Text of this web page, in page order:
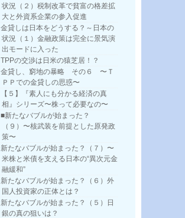
状況（２）税制改革で貧富の格差拡
大と外資系企業の参入促進
金貸しは日本をどうする？～日本の
状況（１）金融政策は完全に景気演
出モードに入った
TPPの交渉は日米の猿芝居！？
金貸し、窮地の暴略 その６ 〜Ｔ
ＰＰでの金貸しの思惑〜
【５】『素人にも分かる経済の真
相』シリーズ〜株って必要なの〜
■新たなバブルが始まった？
（９）〜核武装を前提とした原発政
策〜
新たなバブルが始まった？（７）〜
米株と米債を支える日本の“異次元金
融緩和”
新たなバブルが始まった？（６）外
国人投資家の正体とは？
新たなバブルが始まった？（５）日
銀の真の狙いは？